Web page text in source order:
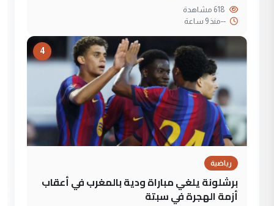
--منذ 9 ساعة
4
رياضية
برشلونة يلغي مباراة ودية بالمغرب في أعقاب
أزمة الهجرة في سبتة